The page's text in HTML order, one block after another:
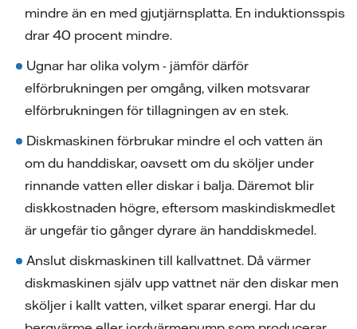
mindre än en med gjutjärnsplatta. En induktionsspis
drar 40 procent mindre.
Ugnar har olika volym - jämför därför
elförbrukningen per omgång, vilken motsvarar
elförbrukningen för tillagningen av en stek.
Diskmaskinen förbrukar mindre el och vatten än
om du handdiskar, oavsett om du sköljer under
rinnande vatten eller diskar i balja. Däremot blir
diskkostnaden högre, eftersom maskindiskmedlet
är ungefär tio gånger dyrare än handdiskmedel.
Anslut diskmaskinen till kallvattnet. Då värmer
diskmaskinen själv upp vattnet när den diskar men
sköljer i kallt vatten, vilket sparar energi. Har du